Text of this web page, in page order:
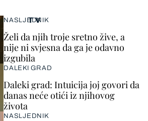
TV
NASLJEDNIK
Želi da njih troje sretno žive, a
nije ni svjesna da ga je odavno
izgubila
DALEKI GRAD
Daleki grad: Intuicija joj govori da
danas neće otići iz njihovog
života
NASLJEDNIK